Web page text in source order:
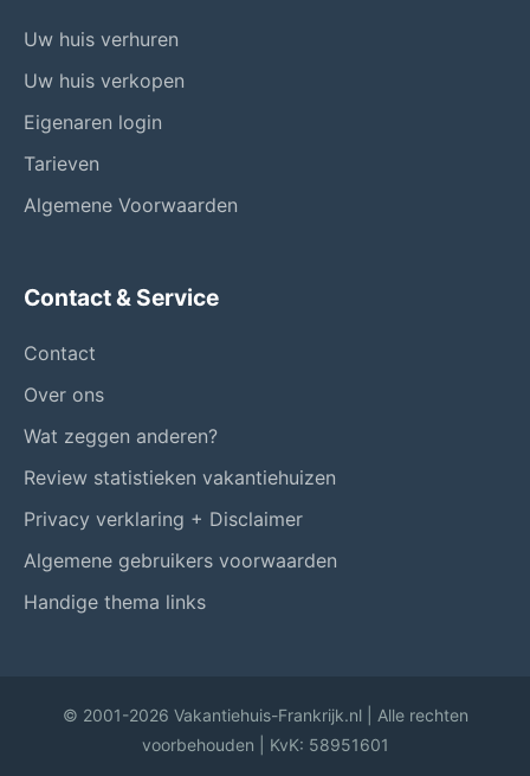
Uw huis verhuren
Uw huis verkopen
Eigenaren login
Tarieven
Algemene Voorwaarden
Contact & Service
Contact
Over ons
Wat zeggen anderen?
Review statistieken vakantiehuizen
Privacy verklaring + Disclaimer
Algemene gebruikers voorwaarden
Handige thema links
© 2001-2026 Vakantiehuis-Frankrijk.nl | Alle rechten
voorbehouden | KvK: 58951601